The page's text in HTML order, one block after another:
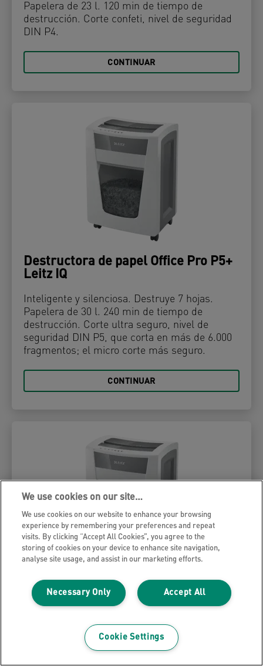
Papelera de 23 l. 120 min de tiempo de
destrucción. Corte confeti, nivel de seguridad
DIN P4.
CONTINUAR
Destructora de papel Office Pro P5+
Leitz IQ
Inteligente y silenciosa. Destruye 7 hojas.
Papelera de 30 l. 240 min de tiempo de
destrucción. Corte ultra seguro, nivel de
seguridad DIN P5, que corta en más de 6.000
fragmentos; el micro corte más seguro.
CONTINUAR
Destructora de papel Office Pro P5
Leitz IQ
hojas. Papelera de 30 l. 240 min de tiempo de
destrucción. Micro corte nivel de seguridad
We use cookies on our site…
We use cookies on our website to enhance your browsing
experience by remembering your preferences and repeat
visits. By clicking “Accept All Cookies”, you agree to the
storing of cookies on your device to enhance site navigation,
analyse site usage, and assist in our marketing efforts.
Accept All
Necessary Only
Cookie Settings